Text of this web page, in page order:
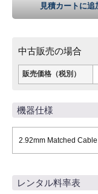
見積カートに追
中古販売の場合
販売価格（税別）
機器仕様
2.92mm Matched
レンタル料率表